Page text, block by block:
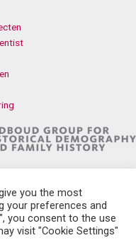
1
you the most
your preferences and
you consent to the use
visit "Cookie Settings"